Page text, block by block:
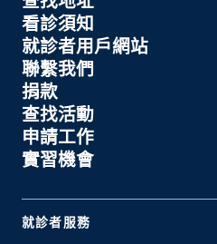
看診須知
就診者用戶網站
聯繫我們
捐款
查找活動
申請工作
實習機會
就診者服務